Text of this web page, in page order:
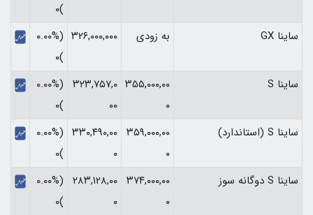
)۰
ساینا GX
به زودی ۳۲۶,۰۰۰,۰۰۰
(۰.۰۰%
)۰
ساینا S
۳۵۵,۰۰۰,۰۰
۰
۳۲۳,۷۵۷,۰
۰۰
(۰.۰۰%
)۰
ساینا S (استاندارد)
۳۵۹,۰۰۰,۰۰
۰
۳۳۰,۴۹۰,۰۰
۰
(۰.۰۰%
)۰
ساینا S دوگانه سوز
۳۷۴,۰۰۰,۰۰
۰
۲۸۳,۱۲۸,۰۰
۰
(۰.۰۰%
)۰